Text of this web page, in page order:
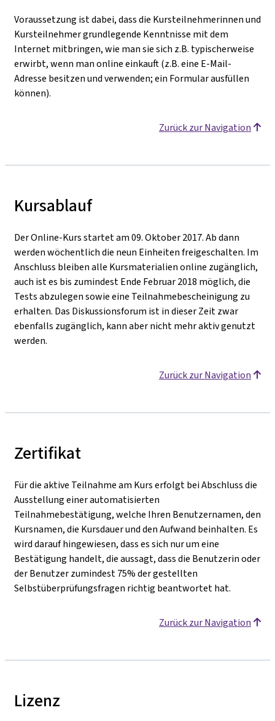
Voraussetzung ist dabei, dass die Kursteilnehmerinnen und
Kursteilnehmer grundlegende Kenntnisse mit dem
Internet mitbringen, wie man sie sich z.B. typischerweise
erwirbt, wenn man online einkauft (z.B. eine E-Mail-
Adresse besitzen und verwenden; ein Formular ausfüllen
können).
Zurück zur Navigation
Kursablauf
Der Online-Kurs startet am 09. Oktober 2017. Ab dann
werden wöchentlich die neun Einheiten freigeschalten. Im
Anschluss bleiben alle Kursmaterialien online zugänglich,
auch ist es bis zumindest Ende Februar 2018 möglich, die
Tests abzulegen sowie eine Teilnahmebescheinigung zu
erhalten. Das Diskussionsforum ist in dieser Zeit zwar
ebenfalls zugänglich, kann aber nicht mehr aktiv genutzt
werden.
Zurück zur Navigation
Zertifikat
Für die aktive Teilnahme am Kurs erfolgt bei Abschluss die
Ausstellung einer automatisierten
Teilnahmebestätigung, welche Ihren Benutzernamen, den
Kursnamen, die Kursdauer und den Aufwand beinhalten. Es
wird darauf hingewiesen, dass es sich nur um eine
Bestätigung handelt, die aussagt, dass die Benutzerin oder
der Benutzer zumindest 75% der gestellten
Selbstüberprüfungsfragen richtig beantwortet hat.
Zurück zur Navigation
Lizenz